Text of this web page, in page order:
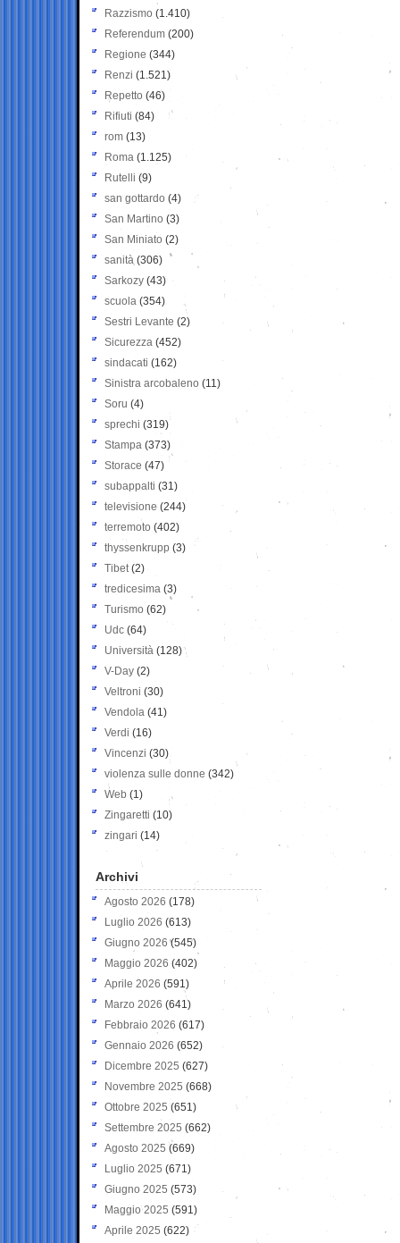
Razzismo (1.410)
Referendum (200)
Regione (344)
Renzi (1.521)
Repetto (46)
Rifiuti (84)
rom (13)
Roma (1.125)
Rutelli (9)
san gottardo (4)
San Martino (3)
San Miniato (2)
sanità (306)
Sarkozy (43)
scuola (354)
Sestri Levante (2)
Sicurezza (452)
sindacati (162)
Sinistra arcobaleno (11)
Soru (4)
sprechi (319)
Stampa (373)
Storace (47)
subappalti (31)
televisione(244)
terremoto (402)
thyssenkrupp (3)
Tibet(2)
tredicesima (3)
Turismo (62)
Udc (64)
Università (128)
V-Day (2)
Veltroni (30)
Vendola (41)
Verdi (16)
Vincenzi (30)
violenza sulle donne (342)
Web (1)
Zingaretti (10)
zingari (14)
Archivi
Agosto 2026 (178)
Luglio 2026 (613)
Giugno 2026 (545)
Maggio 2026 (402)
Aprile 2026 (591)
Marzo 2026 (641)
Febbraio 2026 (617)
Gennaio 2026 (652)
Dicembre 2025 (627)
Novembre 2025 (668)
Ottobre 2025 (651)
Settembre 2025 (662)
Agosto 2025 (669)
Luglio 2025 (671)
Giugno 2025 (573)
Maggio 2025 (591)
Aprile 2025 (622)